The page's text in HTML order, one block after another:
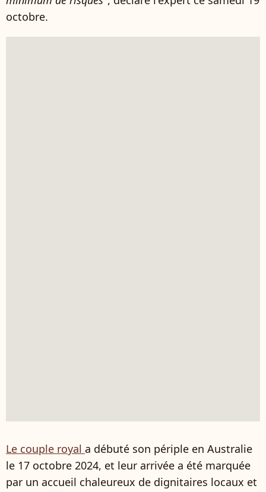
octobre.
Le couple royal a débuté son périple en Australie
le 17 octobre 2024, et leur arrivée a été marquée
par un accueil chaleureux de dignitaires locaux et